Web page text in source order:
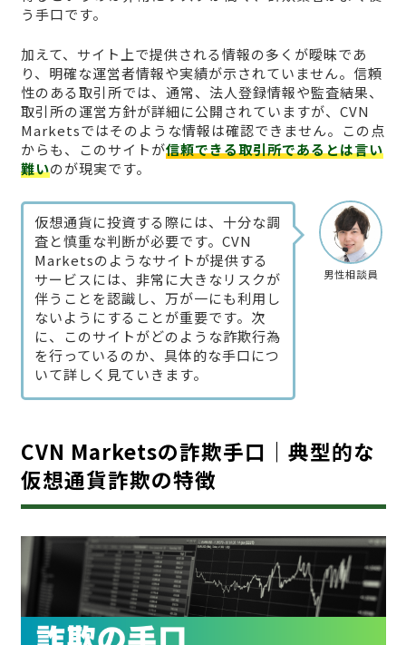
う手口です。
加えて、サイト上で提供される情報の多くが曖昧であ
り、明確な運営者情報や実績が示されていません。信頼
性のある取引所では、通常、法人登録情報や監査結果、
取引所の運営方針が詳細に公開されていますが、CVN
Marketsではそのような情報は確認できません。この点
からも、このサイトが信頼できる取引所であるとは言い
難いのが現実です。
男性相談員
仮想通貨に投資する際には、十分な調
査と慎重な判断が必要です。CVN
Marketsのようなサイトが提供する
サービスには、非常に大きなリスクが
伴うことを認識し、万が一にも利用し
ないようにすることが重要です。次
に、このサイトがどのような詐欺行為
を行っているのか、具体的な手口につ
いて詳しく見ていきます。
CVN Marketsの詐欺手口｜典型的な
仮想通貨詐欺の特徴